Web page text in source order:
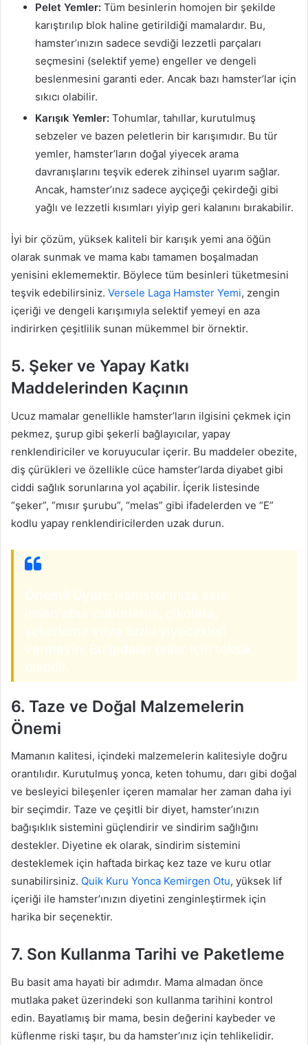
Pelet Yemler: Tüm besinlerin homojen bir şekilde
karıştırılıp blok haline getirildiği mamalardır. Bu,
hamster’ınızın sadece sevdiği lezzetli parçaları
seçmesini (selektif yeme) engeller ve dengeli
beslenmesini garanti eder. Ancak bazı hamster’lar için
sıkıcı olabilir.
Karışık Yemler: Tohumlar, tahıllar, kurutulmuş
sebzeler ve bazen peletlerin bir karışımıdır. Bu tür
yemler, hamster’ların doğal yiyecek arama
davranışlarını teşvik ederek zihinsel uyarım sağlar.
Ancak, hamster’ınız sadece ayçiçeği çekirdeği gibi
yağlı ve lezzetli kısımları yiyip geri kalanını bırakabilir.
İyi bir çözüm, yüksek kaliteli bir karışık yemi ana öğün
olarak sunmak ve mama kabı tamamen boşalmadan
yenisini eklememektir. Böylece tüm besinleri tüketmesini
teşvik edebilirsiniz. Versele Laga Hamster Yemi, zengin
içeriği ve dengeli karışımıyla selektif yemeyi en aza
indirirken çeşitlilik sunan mükemmel bir örnektir.
5. Şeker ve Yapay Katkı
Maddelerinden Kaçının
Ucuz mamalar genellikle hamster’ların ilgisini çekmek için
pekmez, şurup gibi şekerli bağlayıcılar, yapay
renklendiriciler ve koruyucular içerir. Bu maddeler obezite,
diş çürükleri ve özellikle cüce hamster’larda diyabet gibi
ciddi sağlık sorunlarına yol açabilir. İçerik listesinde
“şeker”, “mısır şurubu”, “melas” gibi ifadelerden ve “E”
kodlu yapay renklendiricilerden uzak durun.
6. Taze ve Doğal Malzemelerin
Önemi
Mamanın kalitesi, içindeki malzemelerin kalitesiyle doğru
orantılıdır. Kurutulmuş yonca, keten tohumu, darı gibi doğal
ve besleyici bileşenler içeren mamalar her zaman daha iyi
bir seçimdir. Taze ve çeşitli bir diyet, hamster’ınızın
bağışıklık sistemini güçlendirir ve sindirim sağlığını
destekler. Diyetine ek olarak, sindirim sistemini
desteklemek için haftada birkaç kez taze ve kuru otlar
sunabilirsiniz. Quik Kuru Yonca Kemirgen Otu, yüksek lif
içeriği ile hamster’ınızın diyetini zenginleştirmek için
harika bir seçenektir.
7. Son Kullanma Tarihi ve Paketleme
Bu basit ama hayati bir adımdır. Mama almadan önce
mutlaka paket üzerindeki son kullanma tarihini kontrol
edin. Bayatlamış bir mama, besin değerini kaybeder ve
küflenme riski taşır, bu da hamster’ınız için tehlikelidir.